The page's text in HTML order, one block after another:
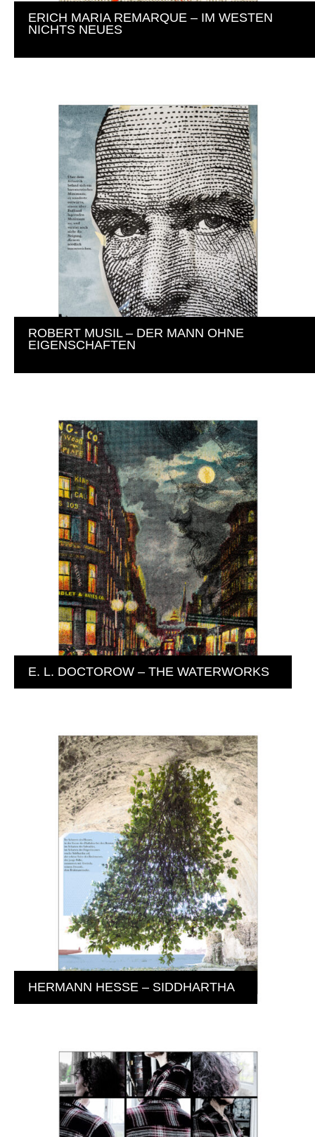
ERICH MARIA REMARQUE – IM WESTEN
NICHTS NEUES
ROBERT MUSIL – DER MANN OHNE
EIGENSCHAFTEN
E. L. DOCTOROW – THE WATERWORKS
HERMANN HESSE – SIDDHARTHA